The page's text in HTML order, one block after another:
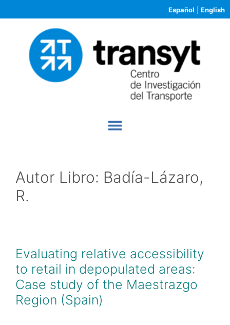
Español English
Autor Libro: Badía-Lázaro,
R.
Evaluating relative accessibility
to retail in depopulated areas:
Case study of the Maestrazgo
Region (Spain)